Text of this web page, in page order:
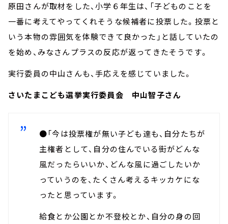
原田さんが取材をした、小学６年生は、「子どものことを
一番に考えてやってくれそうな候補者に投票した。投票と
いう本物の雰囲気を体験できて良かった」と話していたの
を始め、みなさんプラスの反応が返ってきたそうです。
実行委員の中山さんも、手応えを感じていました。
さいたまこども選挙実行委員会 中山智子さん
●「今は投票権が無い子ども達も、自分たちが
主権者として、自分の住んでいる街がどんな
風だったらいいか、どんな風に過ごしたいか
っていうのを、たくさん考えるキッカケにな
ったと思っています。
給食とか公園とか不登校とか、自分の身の回